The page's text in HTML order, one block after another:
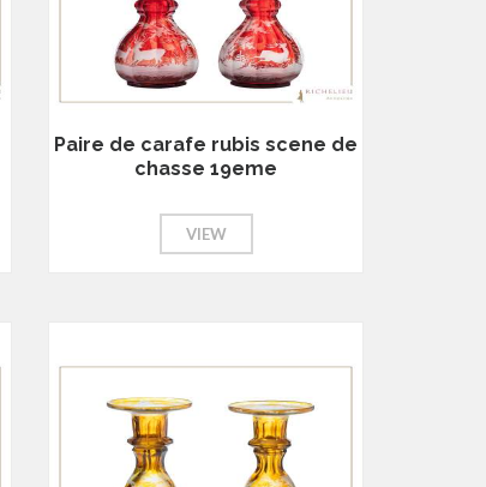
Paire de carafe rubis scene de
chasse 19eme
VIEW